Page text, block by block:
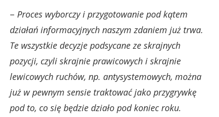
– Proces wyborczy i przygotowanie pod kątem
działań informacyjnych naszym zdaniem już trwa.
Te wszystkie decyzje podsycane ze skrajnych
pozycji, czyli skrajnie prawicowych i skrajnie
lewicowych ruchów, np. antysystemowych, można
już w pewnym sensie traktować jako przygrywkę
pod to, co się będzie działo pod koniec roku.